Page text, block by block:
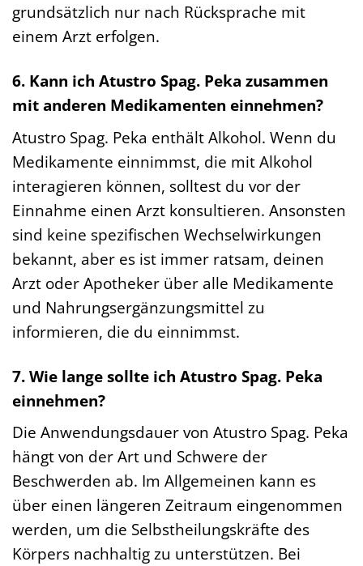
grundsätzlich nur nach Rücksprache mit
einem Arzt erfolgen.
6. Kann ich Atustro Spag. Peka zusammen
mit anderen Medikamenten einnehmen?
Atustro Spag. Peka enthält Alkohol. Wenn du
Medikamente einnimmst, die mit Alkohol
interagieren können, solltest du vor der
Einnahme einen Arzt konsultieren. Ansonsten
sind keine spezifischen Wechselwirkungen
bekannt, aber es ist immer ratsam, deinen
Arzt oder Apotheker über alle Medikamente
und Nahrungsergänzungsmittel zu
informieren, die du einnimmst.
7. Wie lange sollte ich Atustro Spag. Peka
einnehmen?
Die Anwendungsdauer von Atustro Spag. Peka
hängt von der Art und Schwere der
Beschwerden ab. Im Allgemeinen kann es
über einen längeren Zeitraum eingenommen
werden, um die Selbstheilungskräfte des
Körpers nachhaltig zu unterstützen. Bei